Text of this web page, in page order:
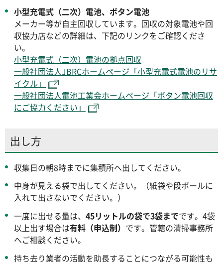
小型充電式（二次）電池、ボタン電池
メーカー等が自主回収しています。回収の対象電池や回
収協力店などの詳細は、下記のリンクをご確認くださ
い。
小型充電式（二次）電池の拠点回収
一般社団法人JBRCホームページ「小型充電式電池のリサ
イクル」
一般社団法人電池工業会ホームページ「ボタン電池回収
にご協力ください」
出し方
収集日の朝8時までに集積所へ出してください。
中身が見える袋で出してください。（紙袋や段ボールに
入れて出さないでください。）
一度に出せる量は、 45リットルの袋で3袋までです。4袋
以上出す場合は有料（申込制） です。管轄の清掃事務所
へご相談ください。
持ち去り業者の活動を助長することにつながる可能性も